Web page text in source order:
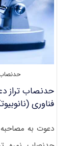
حدنصاب
حدنصاب تراز
فناوری
دعوت به